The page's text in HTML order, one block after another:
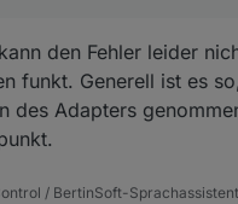
den Fehler leider
funkt. Generell ist es
des Adapters
/ BertinSoft-Sprachassistent